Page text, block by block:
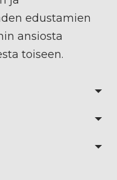
edustamien
ansiosta
toiseen.